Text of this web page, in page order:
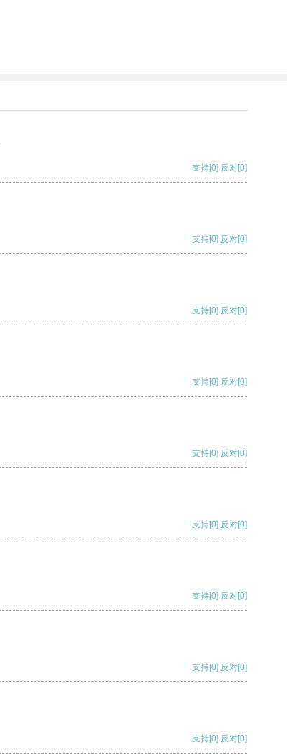
支持[0] 反对[0]
支持[0] 反对[0]
支持[0] 反对[0]
支持[0] 反对[0]
支持[0] 反对[0]
支持[0] 反对[0]
支持[0] 反对[0]
支持[0] 反对[0]
支持[0] 反对[0]